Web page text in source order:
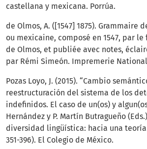
castellana y mexicana. Porrúa.
de Olmos, A. ([1547] 1875). Grammaire
ou mexicaine, composé en 1547, par le
de Olmos, et publiée avec notes,
par Rémi Simeón. Impremerie
Pozas Loyo, J. (2015). “Cambio
reestructuración del sistema de los
indefinidos. El caso de un(os) y
Hernández y P. Martín Butragueño
diversidad lingüística: hacia una
351-396). El Colegio de México.